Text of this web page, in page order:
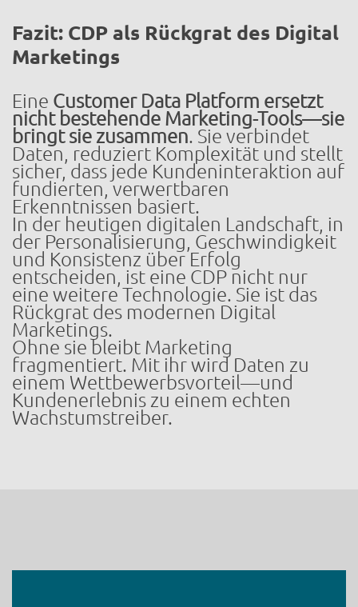
Fazit: CDP als Rückgrat des Digital
Marketings
Eine Customer Data Platform ersetzt
nicht bestehende Marketing-Tools—sie
bringt sie zusammen. Sie verbindet
Daten, reduziert Komplexität und stellt
sicher, dass jede Kundeninteraktion auf
fundierten, verwertbaren
Erkenntnissen basiert.
In der heutigen digitalen Landschaft, in
der Personalisierung, Geschwindigkeit
und Konsistenz über Erfolg
entscheiden, ist eine CDP nicht nur
eine weitere Technologie. Sie ist das
Rückgrat des modernen Digital
Marketings.
Ohne sie bleibt Marketing
fragmentiert. Mit ihr wird Daten zu
einem Wettbewerbsvorteil—und
Kundenerlebnis zu einem echten
Wachstumstreiber.